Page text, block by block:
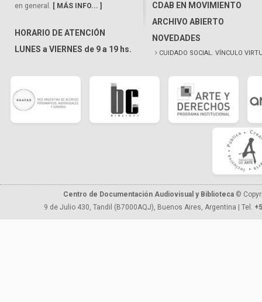
en general. [ MÁS INFO... ]
HORARIO DE ATENCIÓN
LUNES a VIERNES de 9 a 19 hs.
CDAB EN MOVIMIENTO
ARCHIVO ABIERTO
NOVEDADES
CUIDADO SOCIAL. VÍNCULO
Centro de Documentación Audiovisual y Biblioteca ©
9 de Julio 430, Tandil (B7000AQJ), Buenos Aires, Argentina | Tel.